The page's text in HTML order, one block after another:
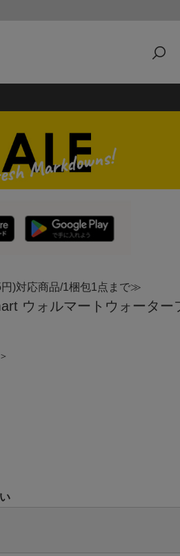
)対応商品/1梱包1点まで≫
ウォルマートウォーター